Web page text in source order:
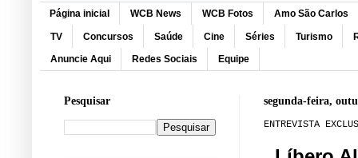
Página inicial WCB News WCB Fotos Amo São Carlos
TV Concursos Saúde Cine Séries Turismo
Anuncie Aqui Redes Sociais Equipe
segunda-feira,
ENTREVISTA
Pesquisar